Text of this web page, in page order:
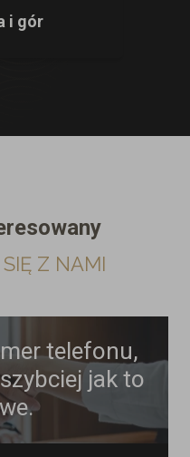
i gór
Z NAMI
telefonu,
jak to